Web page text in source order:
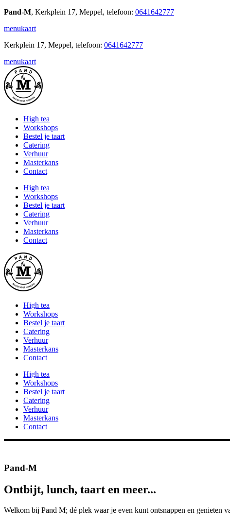
Pand-M, Kerkplein 17, Meppel, telefoon: 0641642777
menukaart
Kerkplein 17, Meppel, telefoon: 0641642777
menukaart
High tea
Workshops
Bestel je taart
Catering
Verhuur
Masterkans
Contact
High tea
Workshops
Bestel je taart
Catering
Verhuur
Masterkans
Contact
High tea
Workshops
Bestel je taart
Catering
Verhuur
Masterkans
Contact
High tea
Workshops
Bestel je taart
Catering
Verhuur
Masterkans
Contact
Pand-M
Ontbijt, lunch, taart en meer...
Welkom bij Pand M; dé plek waar je even kunt ontsnappen en genieten